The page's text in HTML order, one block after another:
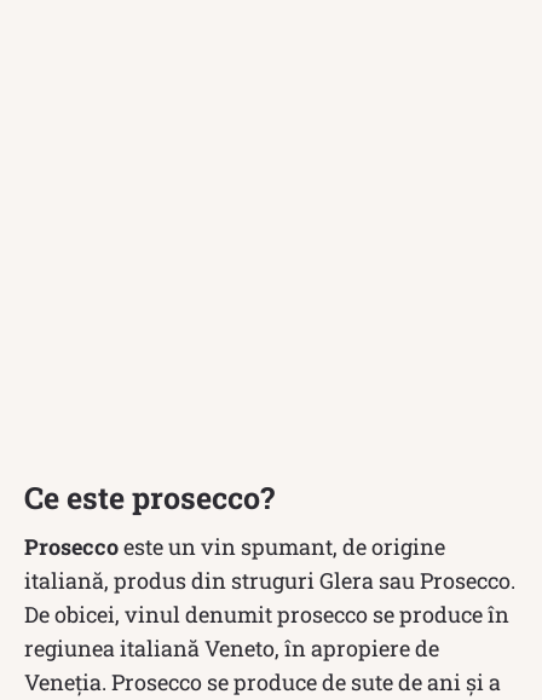
Ce este prosecco?
Proseccoeste un vin spumant, de origine
italiană, produs din struguri Glera sau Prosecco.
De obicei, vinul denumit prosecco se produce în
regiunea italiană Veneto, în apropiere de
Veneția. Prosecco se produce de sute de ani și a